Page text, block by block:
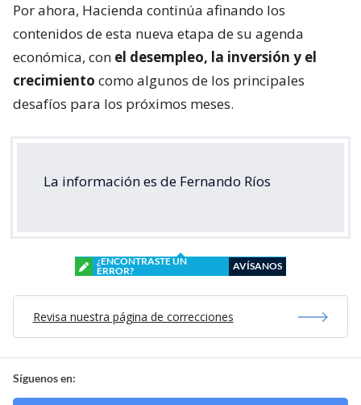
Por ahora, Hacienda continúa afinando los
contenidos de esta nueva etapa de su agenda
económica, con el desempleo, la inversión y el
crecimiento como algunos de los principales
desafíos para los próximos meses.
La información es de Fernando Ríos
¿ENCONTRASTE UN
ERROR?
AVÍSANOS
Revisa nuestra página de correcciones
Síguenos en: